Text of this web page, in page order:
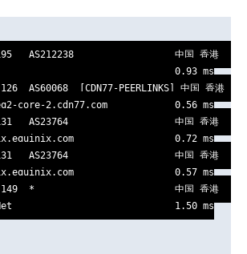
AS212238                  中国 香港
0.93 ms
AS60068  [CDN77-PEERLINKS] 中国 香港
core-2.cdn77.com            0.56 ms
AS23764                   中国 香港
0.72 ms
AS23764                   中国 香港
0.57 ms
*                         中国 香港   电信/
1.50 ms